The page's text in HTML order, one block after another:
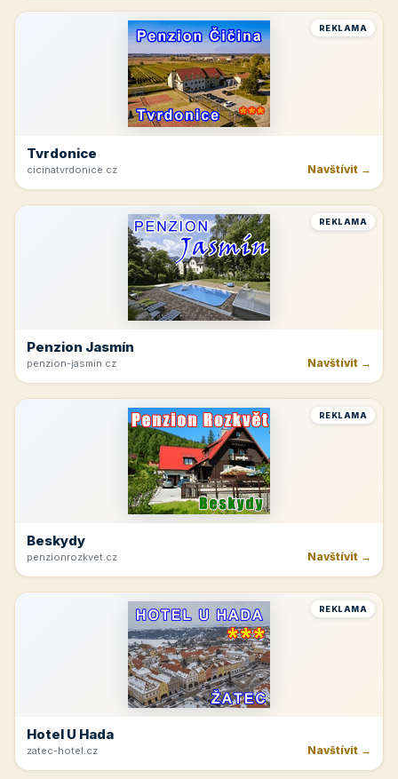
REKLAMA
Tvrdonice
cicinatvrdonice.cz Navštívit →
REKLAMA
Penzion Jasmín
penzion-jasmin.cz Navštívit →
REKLAMA
Beskydy
penzionrozkvet.cz Navštívit →
REKLAMA
Hotel U Hada
zatec-hotel.cz Navštívit →